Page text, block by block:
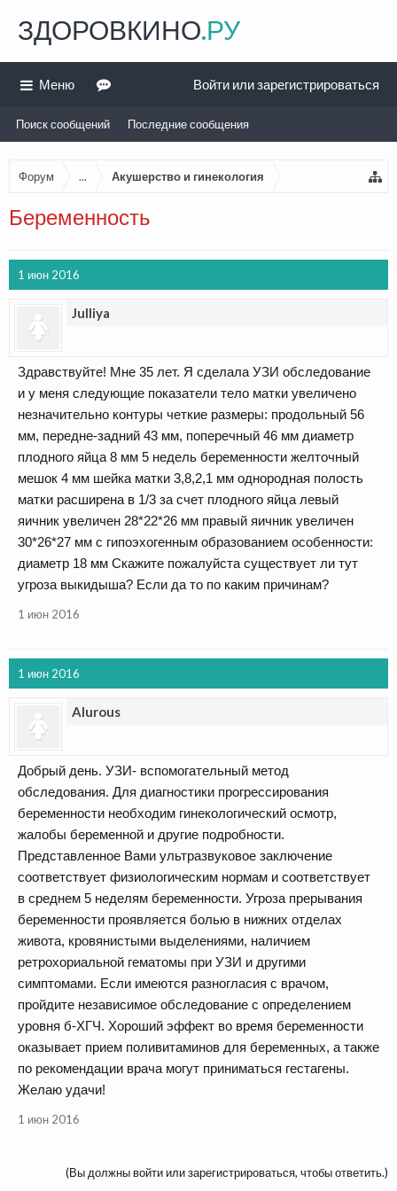
Форум ... Акушерство и гинекология
Беременность
1 июн 2016
Julliya
Здравствуйте! Мне 35 лет. Я сделала УЗИ обследование
и у меня следующие показатели тело матки увеличено
незначительно контуры четкие размеры: продольный 56
мм, передне-задний 43 мм, поперечный 46 мм диаметр
плодного яйца 8 мм 5 недель беременности желточный
мешок 4 мм шейка матки 3,8,2,1 мм однородная полость
матки расширена в 1/3 за счет плодного яйца левый
яичник увеличен 28*22*26 мм правый яичник увеличен
30*26*27 мм с гипоэхогенным образованием особенности:
диаметр 18 мм Скажите пожалуйста существует ли тут
угроза выкидыша? Если да то по каким причинам?
1 июн 2016
1 июн 2016
Alurous
Добрый день. УЗИ- вспомогательный метод
обследования. Для диагностики прогрессирования
беременности необходим гинекологический осмотр,
жалобы беременной и другие подробности.
Представленное Вами ультразвуковое заключение
соответствует физиологическим нормам и соответствует
в среднем 5 неделям беременности. Угроза прерывания
беременности проявляется болью в нижних отделах
живота, кровянистыми выделениями, наличием
ретрохориальной гематомы при УЗИ и другими
симптомами. Если имеются разногласия с врачом,
пройдите независимое обследование с определением
уровня б-ХГЧ. Хороший эффект во время беременности
оказывает прием поливитаминов для беременных, а также
по рекомендации врача могут приниматься гестагены.
Желаю удачи!
1 июн 2016
(Вы должны войти или зарегистрироваться, чтобы ответить.)
ЗДОРОВКИНО.РУ
Меню
Поиск сообщений Последние сообщения
Войти или зарегистрироваться